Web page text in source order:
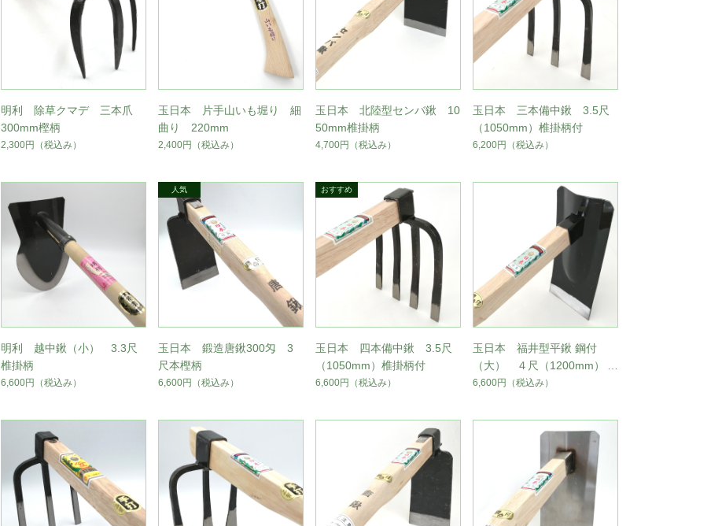
明利 除草クマデ 三本爪
300mm樫柄
2,300円 （税込み）
玉日本 片手山いも堀り 細
曲り 220mm
2,400円 （税込み）
玉日本 北陸型センバ鍬 10
50mm椎掛柄
4,700円 （税込み）
玉日本 三本備中鍬 3.5尺
（1050mm）椎掛柄付
6,200円 （税込み）
明利 越中鍬（小） 3.3尺
椎掛柄
6,600円 （税込み）
玉日本 鍛造唐鍬300匁 3
尺本樫柄
6,600円 （税込み）
玉日本 四本備中鍬 3.5尺
（1050mm）椎掛柄付
6,600円 （税込み）
玉日本 福井型平鍬 鋼付
（大） ４尺（1200mm）椎
掛柄付
6,600円 （税込み）